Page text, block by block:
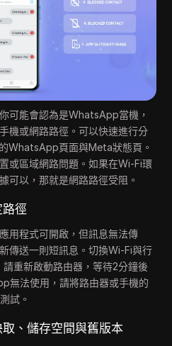
可能會認為是WhatsApp當機，
機或網路路徑。可以快速進行分
WhatsApp頁面與Meta狀態頁。
或區域網路問題。如果在Wi-Fi環
可以，那就是網路路徑受阻。
徑
用程式可開啟，但訊息無法傳
傳送一則短訊息。切換Wi-Fi與行
重新啟動路由器，等待2分鐘後
無法使用，請將路由器或手機的
試。
、儲存空間與舊版本